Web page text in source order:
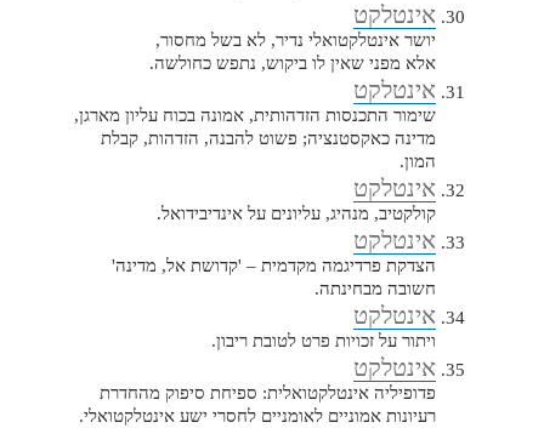
אינטלקט
יושר אינטלקטואלי נדיר, לא בשל מחסור,
אלא מפני שאין לו ביקוש, נתפש כחולשה.
אינטלקט
שימור התכנסות הזדהותית, אמונה בכוח עליון מארגן,
מדינה כאקסטנציה; פשוט להבנה, הזדהות, קבלת
המון.
אינטלקט
קולקטיב, מנהיג, עליונים על אינדיבידואל.
אינטלקט
הצדקת פרדיגמה מקדמית – 'קדושת אל, מדינה'
חשובה מבחינתה.
אינטלקט
ויתור על זכויות פרט לטובת ריבון.
אינטלקט
פדופיליה אינטלקטואלית: ספיחת סיפוק מהחדרת
רעיונות אמוניים לאומניים לחסרי ישע אינטלקטואלי.